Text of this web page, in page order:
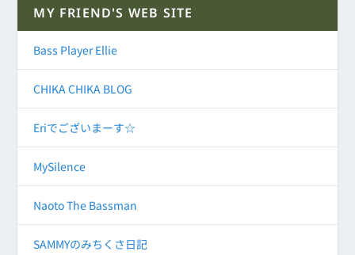
MY FRIEND'S WEB SITE
Bass Player Ellie
CHIKA CHIKA BLOG
Eriでございまーす☆
MySilence
Naoto The Bassman
SAMMYのみちくさ日記